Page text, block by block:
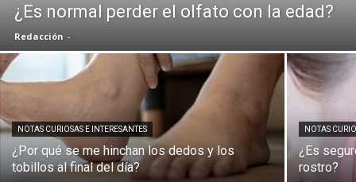
¿Es normal perder el olfato con la edad?
Redacción -
NOTAS CURIOSAS E INTERESANTES
¿Por qué se me hinchan los dedos y los
tobillos al final del día?
NOTAS
¿Es
rostro?